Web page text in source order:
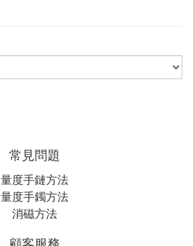
常見問題
量度手鏈方法
量度手鐲方法
消磁方法